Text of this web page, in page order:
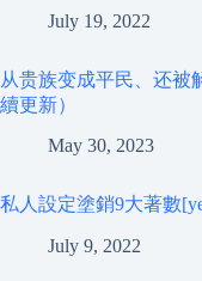
July 19, 2022
从贵族变成平民、还被
續更新）
May 30, 2023
私人設定塗銷9大著數
July 9, 2022